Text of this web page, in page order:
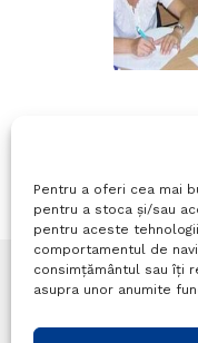
Pentru a oferi cea mai
pentru a stoca și/sau
pentru aceste
comportamentul de
consimțământul sau îți
asupra unor anumite
Termeni si